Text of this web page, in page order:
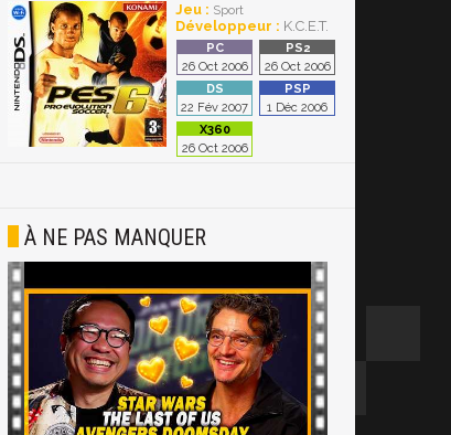
Jeu : Sport
Développeur : K.C.E.T.
26 Oct 2006 26 Oct 2006
22 Fév 2007 1 Déc 2006
26 Oct 2006
À NE PAS MANQUER